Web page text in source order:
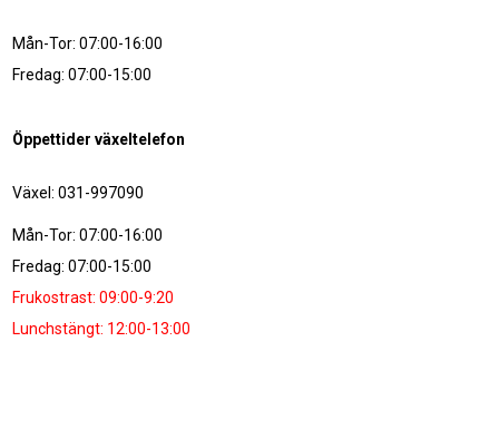
Mån-Tor: 07:00-16:00
Fredag: 07:00-15:00
Öppettider växeltelefon
Växel: 031-997090
Mån-Tor: 07:00-16:00
Fredag: 07:00-15:00
Frukostrast: 09:00-9:20
Lunchstängt: 12:00-13:00